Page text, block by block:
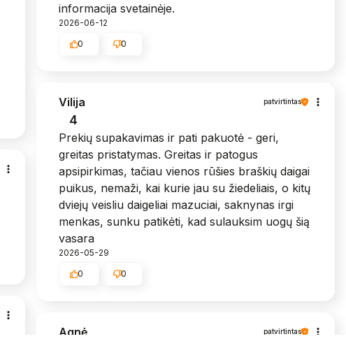
informacija svetainėje.
2026-06-12
0 0
Vilija patvirtintas
4
Prekių supakavimas ir pati pakuotė - geri,
greitas pristatymas. Greitas ir patogus
apsipirkimas, tačiau vienos rūšies braškių daigai
puikus, nemaži, kai kurie jau su žiedeliais, o kitų
dviejų veisliu daigeliai mazuciai, saknynas irgi
menkas, sunku patikėti, kad sulauksim uogų šią
vasara
2026-05-29
0 0
Agnė patvirtintas